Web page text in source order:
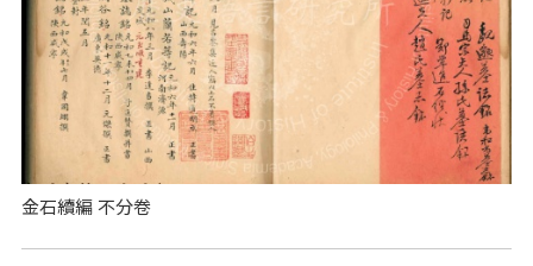
金石續編 不分卷